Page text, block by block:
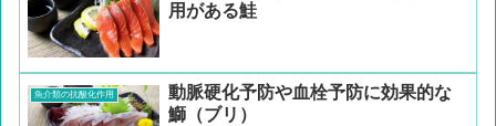
用がある鮭
魚介類の抗酸化作用
動脈硬化予防や血栓予防に効果的な
鰤（ブリ）